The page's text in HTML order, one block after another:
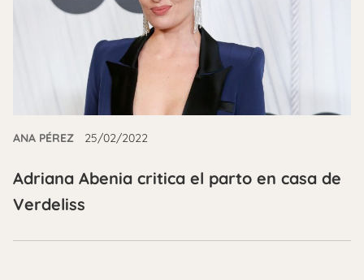
ANA PÉREZ 25/02/2022
Adriana Abenia critica el parto en casa de
Verdeliss